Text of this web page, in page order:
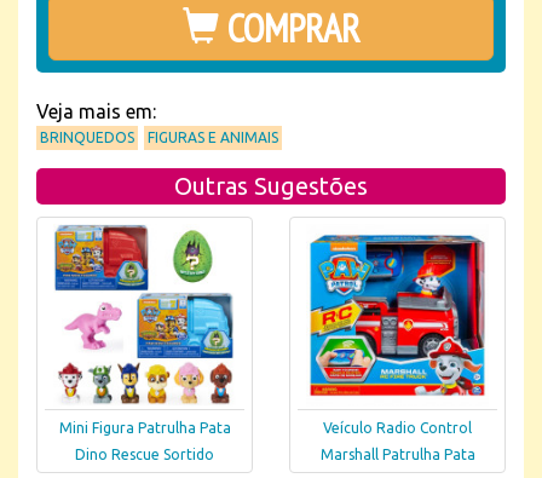
COMPRAR
Veja mais em:
BRINQUEDOS FIGURAS E ANIMAIS
Outras Sugestões
Mini Figura Patrulha Pata
Dino Rescue Sortido
Veículo Radio Control
Marshall Patrulha Pata